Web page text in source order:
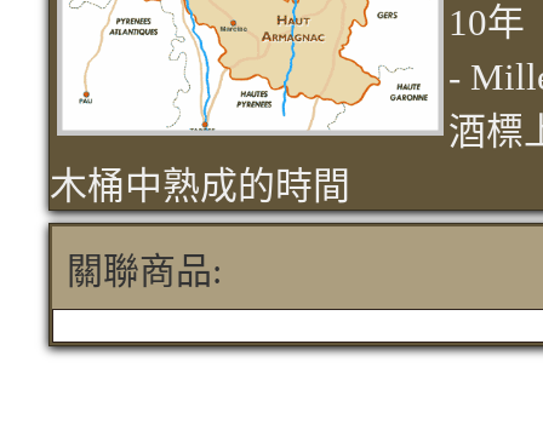
10年
-
酒標
木桶中熟成的時間
關聯商品: